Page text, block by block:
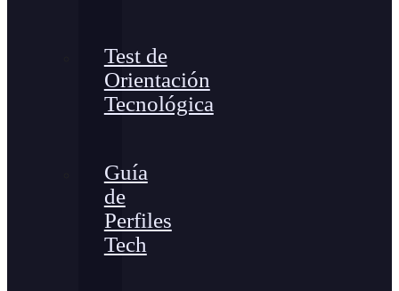
Test de
Orientación
Tecnológica
Guía
de
Perfiles
Tech